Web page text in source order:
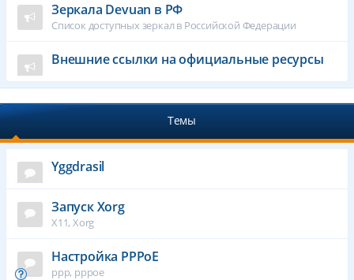
Зеркала Devuan в РФ
Список доступных зеркал в Российской Федерации
Внешние ссылки на официальные ресурсы
Темы
Yggdrasil
Запуск Xorg
X11, Xorg
Настройка PPPoE
ppp, pppoe